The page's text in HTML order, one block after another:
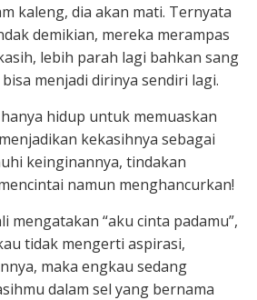
kaleng, dia akan mati. Ternyata
demikian, mereka merampas
lebih parah lagi bahkan sang
menjadi dirinya sendiri lagi.
hidup untuk memuaskan
kekasihnya sebagai
keinginannya, tindakan
namun menghancurkan!
mengatakan “aku cinta padamu”,
tidak mengerti aspirasi,
maka engkau sedang
dalam sel yang bernama